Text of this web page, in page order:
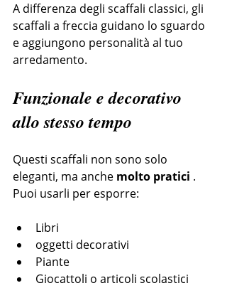
A differenza degli scaffali classici, gli
scaffali a freccia guidano lo sguardo
e aggiungono personalità al tuo
arredamento.
Funzionale e decorativo
allo stesso tempo
Questi scaffali non sono solo
eleganti, ma anche molto pratici .
Puoi usarli per esporre:
Libri
oggetti decorativi
Piante
Giocattoli o articoli scolastici